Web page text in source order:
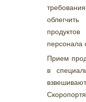
персонала
Прием
в